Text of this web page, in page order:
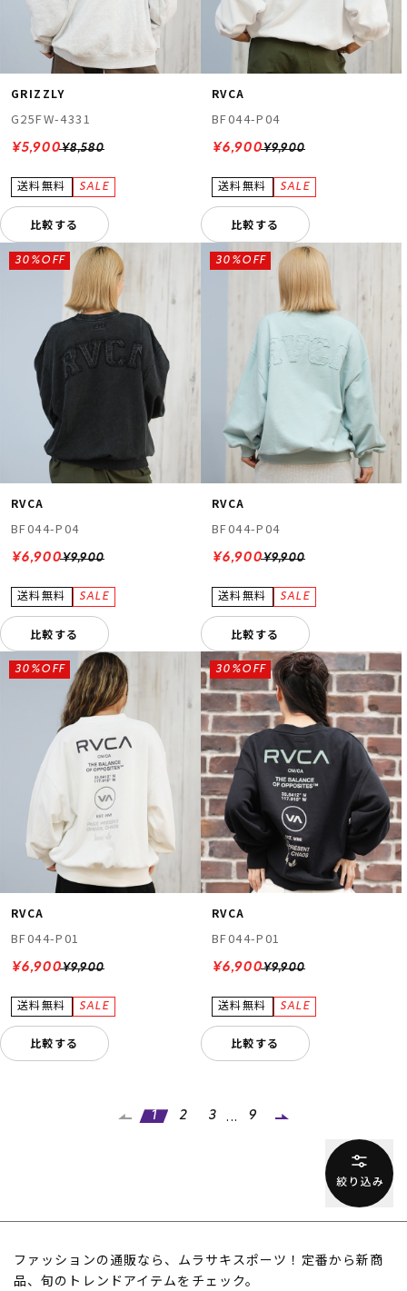
GRIZZLY
G25FW-4331
¥8,580
¥5,900
比較する
RVCA
BF044-P04
¥9,900
¥6,900
比較する
RVCA
BF044-P04
¥9,900
30%OFF
¥6,900
比較する
RVCA
BF044-P04
¥9,900
30%OFF
¥6,900
比較する
RVCA
BF044-P01
¥9,900
30%OFF
¥6,900
比較する
RVCA
BF044-P01
¥9,900
30%OFF
¥6,900
比較する
1 2 3 ... 9
ファッションの通販なら、ムラサキスポーツ！定番から新商
品、旬のトレンドアイテムをチェック。